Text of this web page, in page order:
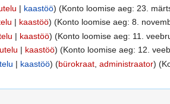
| kaastöö) (Konto loomise aeg: 23.
| kaastöö) (Konto loomise aeg: 8.
| kaastöö) (Konto loomise aeg: 11.
| kaastöö) (Konto loomise aeg: 12.
| kaastöö) ‏‎ (bürokraat ,administraator)